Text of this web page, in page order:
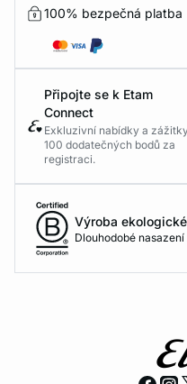
100% bezpečná platba
Připojte se k Etam
Connect
Exkluzivní nabídky a
100 dodatečných bodů za
registraci.
Výroba
Dlouhodobé